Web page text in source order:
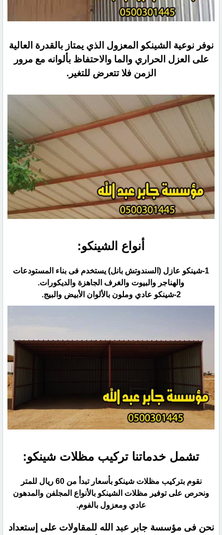
نوفر نوعية الشينكو المعزول الذي يمتاز بالقدرة العالية
على العزل الحراري والما والاحتفاظ بألوانه مع مرور
الزمن فلا تتعرض للتغير.
أنواع الشينكو:
1-شينكو عازل (السندوتش بانل) يستخدم فى بناء المستودعات
والهناجر والبيوت والغرف الجاهزة والديكورات.
2-شينكو عادي وملون بالألوان الأبيض والبيج.
تشمل خدماتنا تركيب مظلات شينكو:
نقوم بتركيب مظلات شينكو بأسعار تبدأ من 60 ريال للمتر
ونحرص على توفير مظلات الشينكو بالأنواع المجلفن والمدهون
عادي ومعزول بالفوم.
نحن فى مؤسسة جابر عبد الله للمقاولات على إستعداد